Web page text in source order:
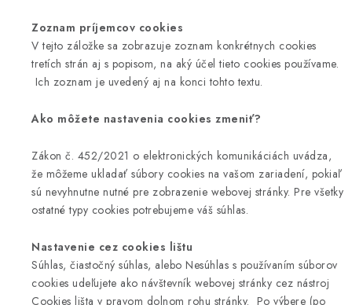
Zoznam príjemcov cookies
V tejto záložke sa zobrazuje zoznam konkrétnych cookies
tretích strán aj s popisom, na aký účel tieto cookies používame.
Ich zoznam je uvedený aj na konci tohto textu.
Ako môžete nastavenia cookies zmeniť?
Zákon č. 452/2021 o elektronických komunikáciách uvádza,
že môžeme ukladať súbory cookies na vašom zariadení, pokiaľ
sú nevyhnutne nutné pre zobrazenie webovej stránky. Pre všetky
ostatné typy cookies potrebujeme váš súhlas.
Nastavenie cez cookies lištu
Súhlas, čiastočný súhlas, alebo Nesúhlas s používaním súborov
cookies udeľujete ako návštevník webovej stránky cez nástroj
Cookies lišta v pravom dolnom rohu stránky. Po výbere (po